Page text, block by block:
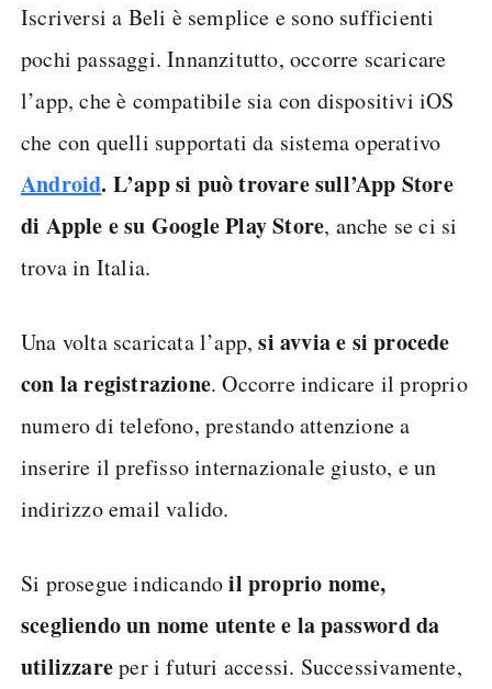
Iscriversi a Beli è semplice e sono sufficienti
pochi passaggi. Innanzitutto, occorre scaricare
l’app, che è compatibile sia con dispositivi iOS
che con quelli supportati da sistema operativo
Android. L’app si può trovare sull’App Store
di Apple e su Google Play Store, anche se ci si
trova in Italia.
Una volta scaricata l’app,si avvia e si procede
con la registrazione. Occorre indicare il proprio
numero di telefono, prestando attenzione a
inserire il prefisso internazionale giusto, e un
indirizzo email valido.
Si prosegue indicandoil proprio nome,
scegliendo un nome utente e la password da
utilizzareper i futuri accessi. Successivamente,